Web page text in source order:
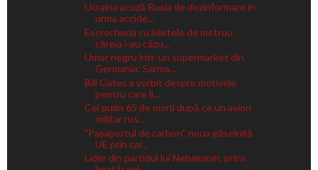
Ucraina acuză Rusia de dezinformare în
urma accide...
Escrocheria cu biletele de metrou
căreia i-au căzu...
Umor negru într-un supermarket din
Germania: Sarma...
Bill Gates a vorbit despre motivele
pentru care îl...
Cel puțin 65 de morți după ce un avion
militar rus...
"Pașaportul de carbon", noua găselniță
UE prin car...
Lider din partidul lui Nehammer, prins